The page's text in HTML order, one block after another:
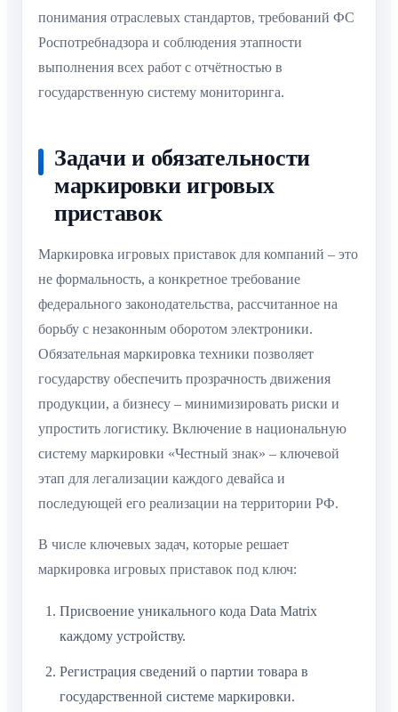
понимания отраслевых стандартов, требований ФС
Роспотребнадзора и соблюдения этапности
выполнения всех работ с отчётностью в
государственную систему мониторинга.
Задачи и обязательности
маркировки игровых
приставок
Маркировка игровых приставок для компаний – это
не формальность, а конкретное требование
федерального законодательства, рассчитанное на
борьбу с незаконным оборотом электроники.
Обязательная маркировка техники позволяет
государству обеспечить прозрачность движения
продукции, а бизнесу – минимизировать риски и
упростить логистику. Включение в национальную
систему маркировки «Честный знак» – ключевой
этап для легализации каждого девайса и
последующей его реализации на территории РФ.
В числе ключевых задач, которые решает
маркировка игровых приставок под ключ:
Присвоение уникального кода Data Matrix
каждому устройству.
Регистрация сведений о партии товара в
государственной системе маркировки.